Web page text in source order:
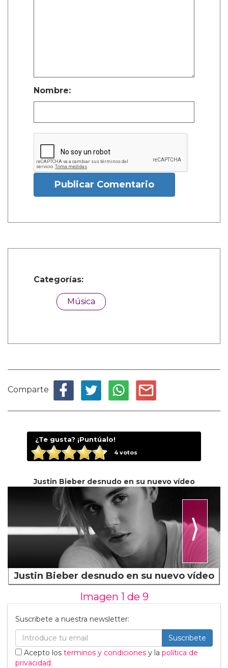
Nombre:
Publicar Comentario
Categorías:
Música
Comparte
¿Te gusta? ¡Puntúalo!
4votos
Justin Bieber desnudo en su nuevo vídeo
⟩
Justin Bieber desnudo en su nuevo vídeo
Imagen 1 de 9
Suscribete a nuestra newsletter:
Suscribete
Acepto los terminos y condiciones y la política de
privacidad.